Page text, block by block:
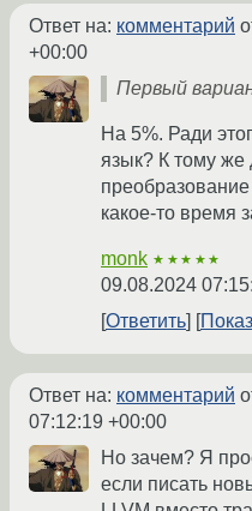
Ответ на: комментарий
+00:00
Первый
На 5%. Ради
язык? К тому же
какое-то время
monk ★★★★★
09.08.2024
Ответить
Ответ на: комментарий
07:12:19 +00:00
Но зачем? Я
если писать